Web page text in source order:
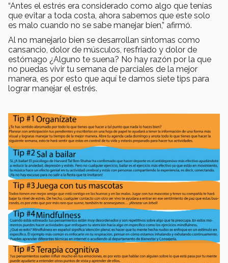
“Antes el estrés era considerado como algo que tenías
que evitar a toda costa, ahora sabemos que este solo
es malo cuando no se sabe manejar bien,” afirmó.
Al no manejarlo bien se desarrollan síntomas como
cansancio, dolor de músculos, resfriado y dolor de
estómago ¿Alguno te suena? No hay razón por la que
no puedas vivir tu semana de parciales de la mejor
manera, es por esto que aquí te damos siete tips para
lograr manejar el estrés.